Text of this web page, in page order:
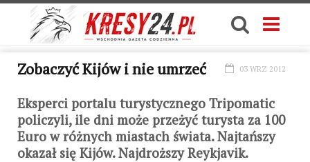
Zobaczyć Kijów i nie umrzeć 03 WRZ 2012
Eksperci portalu turystycznego Tripomatic
policzyli, ile dni może przeżyć turysta za 100
Euro w różnych miastach świata. Najtańszy
okazał się Kijów. Najdroższy Reykjavik.